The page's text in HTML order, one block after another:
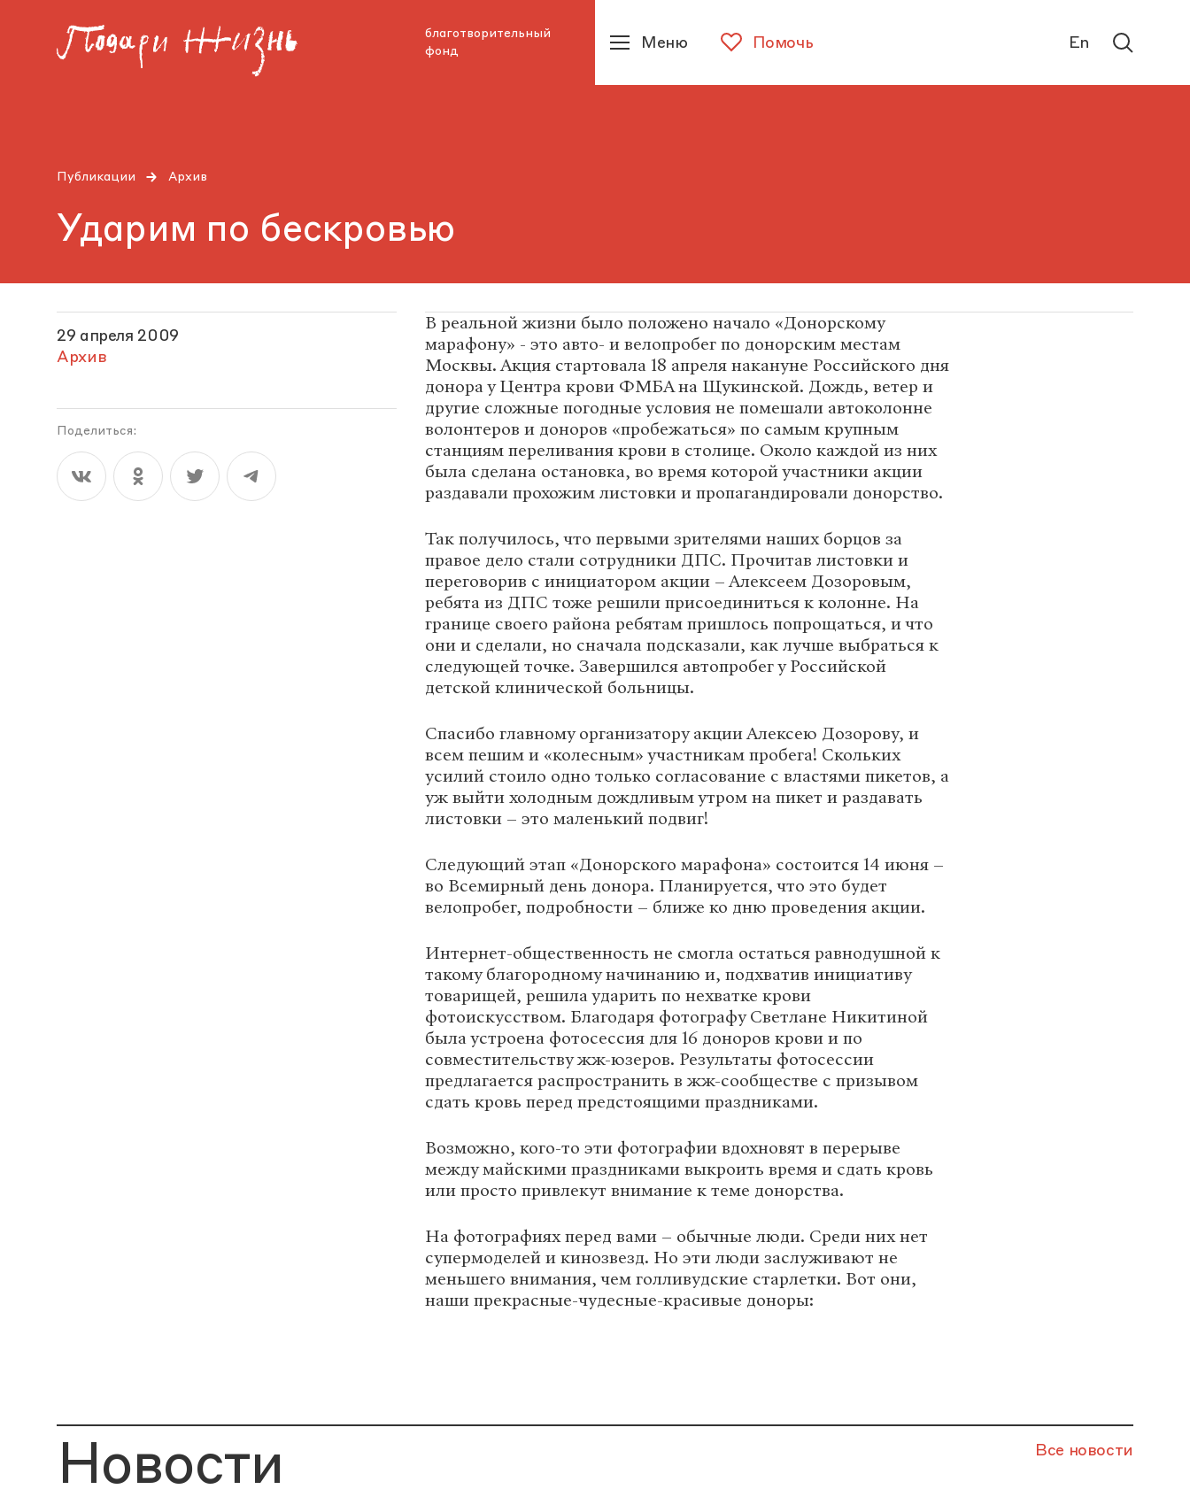
благотворительный
фонд
Помочь
Меню En
Публикации Архив
Ударим по бескровью
29 апреля 2009
Архив
Поделиться:
В реальной жизни было положено начало «Донорскому
марафону» - это авто- и велопробег по донорским местам
Москвы. Акция стартовала 18 апреля накануне Российского дня
донора у Центра крови ФМБА на Щукинской. Дождь, ветер и
другие сложные погодные условия не помешали автоколонне
волонтеров и доноров «пробежаться» по самым крупным
станциям переливания крови в столице. Около каждой из них
была сделана остановка, во время которой участники акции
раздавали прохожим листовки и пропагандировали донорство.
Так получилось, что первыми зрителями наших борцов за
правое дело стали сотрудники ДПС. Прочитав листовки и
переговорив с инициатором акции – Алексеем Дозоровым,
ребята из ДПС тоже решили присоединиться к колонне. На
границе своего района ребятам пришлось попрощаться, и что
они и сделали, но сначала подсказали, как лучше выбраться к
следующей точке. Завершился автопробег у Российской
детской клинической больницы.
Спасибо главному организатору акции Алексею Дозорову, и
всем пешим и «колесным» участникам пробега! Скольких
усилий стоило одно только согласование с властями пикетов, а
уж выйти холодным дождливым утром на пикет и раздавать
листовки – это маленький подвиг!
Следующий этап «Донорского марафона» состоится 14 июня –
во Всемирный день донора. Планируется, что это будет
велопробег, подробности – ближе ко дню проведения акции.
Интернет-общественность не смогла остаться равнодушной к
такому благородному начинанию и, подхватив инициативу
товарищей, решила ударить по нехватке крови
фотоискусством. Благодаря фотографу Светлане Никитиной
была устроена фотосессия для 16 доноров крови и по
совместительству жж-юзеров. Результаты фотосессии
предлагается распространить в жж-сообществе с призывом
сдать кровь перед предстоящими праздниками.
Возможно, кого-то эти фотографии вдохновят в перерыве
между майскими праздниками выкроить время и сдать кровь
или просто привлекут внимание к теме донорства.
На фотографиях перед вами – обычные люди. Среди них нет
супермоделей и кинозвезд. Но эти люди заслуживают не
меньшего внимания, чем голливудские старлетки. Вот они,
наши прекрасные-чудесные-красивые доноры:
Новости Все новости